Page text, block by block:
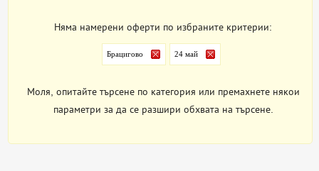
Няма намерени оферти по избраните критерии:
Брацигово 24 май
Моля, опитайте търсене по категория или премахнете някои
параметри за да се разшири обхвата на търсене.